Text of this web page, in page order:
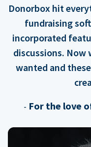
Donorbox hit
fundraising
incorporated
discussions. Now
wanted and
- For the love